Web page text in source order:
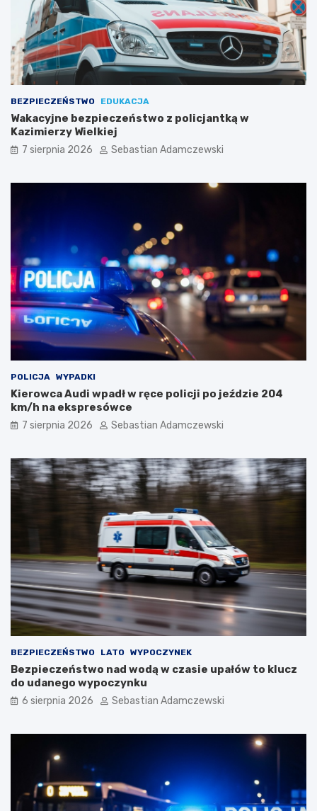
BEZPIECZEŃSTWO EDUKACJA
Wakacyjne bezpieczeństwo z policjantką w
Kazimierzy Wielkiej
7 sierpnia 2026 Sebastian Adamczewski
POLICJA WYPADKI
Kierowca Audi wpadł w ręce policji po jeździe 204
km/h na ekspresówce
7 sierpnia 2026 Sebastian Adamczewski
BEZPIECZEŃSTWO LATO WYPOCZYNEK
Bezpieczeństwo nad wodą w czasie upałów to klucz
do udanego wypoczynku
6 sierpnia 2026 Sebastian Adamczewski